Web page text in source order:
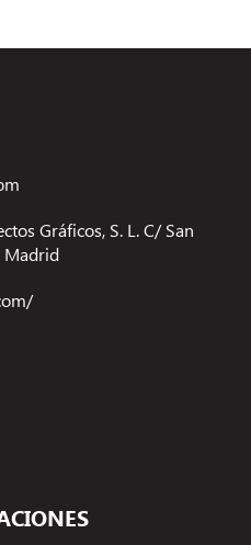
Gráficos, S. L. C/ San
Madrid